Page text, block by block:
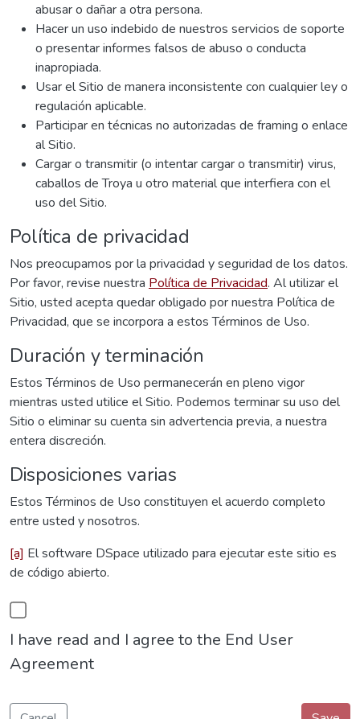
abusar o dañar a otra persona.
Hacer un uso indebido de nuestros servicios de soporte
o presentar informes falsos de abuso o conducta
inapropiada.
Usar el Sitio de manera inconsistente con cualquier ley o
regulación aplicable.
Participar en técnicas no autorizadas de framing o enlace
al Sitio.
Cargar o transmitir (o intentar cargar o transmitir) virus,
caballos de Troya u otro material que interfiera con el
uso del Sitio.
Política de privacidad
Nos preocupamos por la privacidad y seguridad de los datos.
Por favor, revise nuestra Política de Privacidad. Al utilizar el
Sitio, usted acepta quedar obligado por nuestra Política de
Privacidad, que se incorpora a estos Términos de Uso.
Duración y terminación
Estos Términos de Uso permanecerán en pleno vigor
mientras usted utilice el Sitio. Podemos terminar su uso del
Sitio o eliminar su cuenta sin advertencia previa, a nuestra
entera discreción.
Disposiciones varias
Estos Términos de Uso constituyen el acuerdo completo
entre usted y nosotros.
[a] El software DSpace utilizado para ejecutar este sitio es
de código abierto.
I have read and I agree to the End User
Agreement